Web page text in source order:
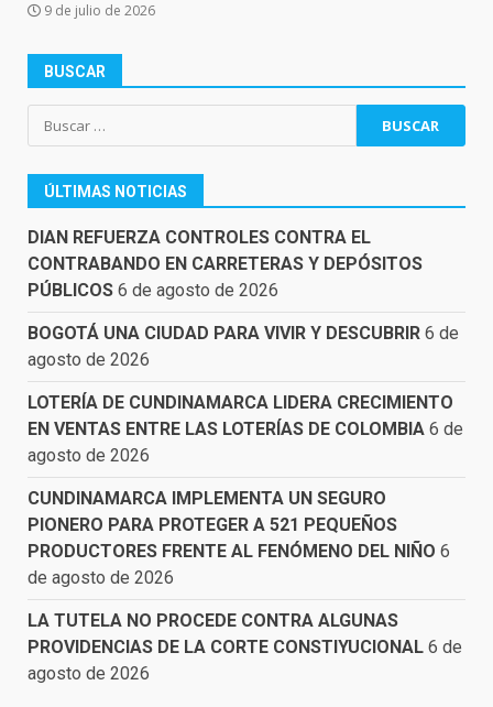
9 de julio de 2026
BUSCAR
Buscar:
ÚLTIMAS NOTICIAS
DIAN REFUERZA CONTROLES CONTRA EL
CONTRABANDO EN CARRETERAS Y DEPÓSITOS
PÚBLICOS 6 de agosto de 2026
BOGOTÁ UNA CIUDAD PARA VIVIR Y DESCUBRIR 6 de
agosto de 2026
LOTERÍA DE CUNDINAMARCA LIDERA CRECIMIENTO
EN VENTAS ENTRE LAS LOTERÍAS DE COLOMBIA 6 de
agosto de 2026
CUNDINAMARCA IMPLEMENTA UN SEGURO
PIONERO PARA PROTEGER A 521 PEQUEÑOS
PRODUCTORES FRENTE AL FENÓMENO DEL NIÑO 6
de agosto de 2026
LA TUTELA NO PROCEDE CONTRA ALGUNAS
PROVIDENCIAS DE LA CORTE CONSTIYUCIONAL 6 de
agosto de 2026